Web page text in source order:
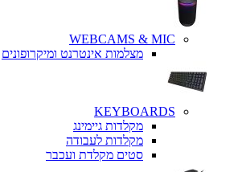
WEBCAMS & MIC
מצלמות אינטרנט ומיקרופונים
KEYBOARDS
מקלדות גיימינג
מקלדות לעבודה
סטים מקלדת ועכבר